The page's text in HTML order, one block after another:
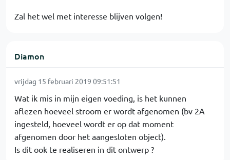
Zal het wel met interesse blijven volgen!
Diamon
vrijdag 15 februari 2019 09:51:51
Wat ik mis in mijn eigen voeding, is het kunnen
aflezen hoeveel stroom er wordt afgenomen (bv 2A
ingesteld, hoeveel wordt er op dat moment
afgenomen door het aangesloten object).
Is dit ook te realiseren in dit ontwerp ?